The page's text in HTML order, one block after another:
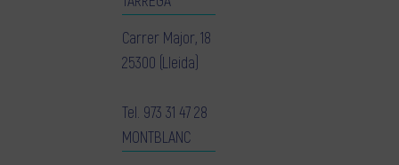
Carrer Major, 18
25300 (Lleida)
Tel. 973 31 47 28
MONTBLANC